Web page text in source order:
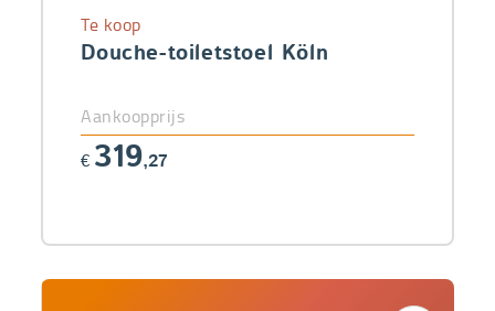
Douche-toiletstoel Köln
Te koop
Aankoopprijs
€ 319,27